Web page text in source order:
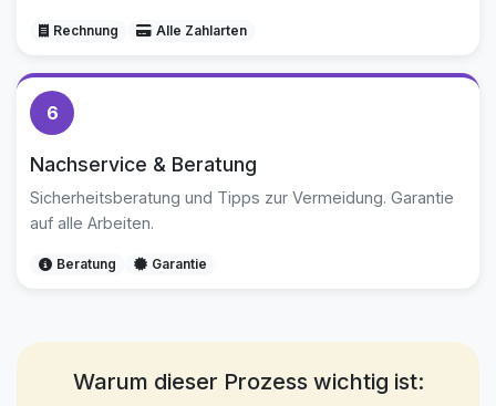
Rechnung Alle Zahlarten
6
Nachservice & Beratung
Sicherheitsberatung und Tipps zur Vermeidung. Garantie
auf alle Arbeiten.
Beratung Garantie
Warum dieser Prozess wichtig ist: